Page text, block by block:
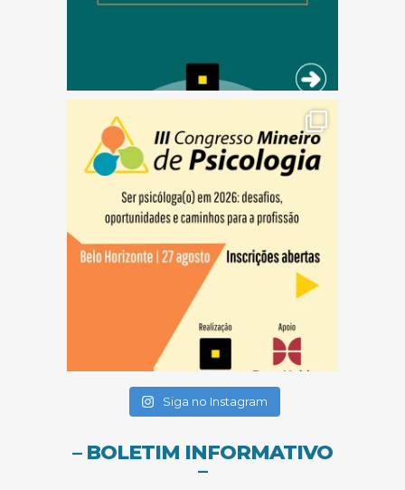
Siga no Instagram
– BOLETIM INFORMATIVO
–